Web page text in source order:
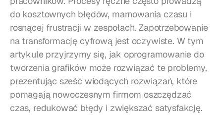
do kosztownych błędów, marnowania czasu i
rosnącej frustracji w zespołach. Zapotrzebowanie
na transformację cyfrową jest oczywiste. W tym
artykule przyjrzymy się, jak oprogramowanie do
tworzenia grafików może rozwiązać te problemy,
prezentując sześć wiodących rozwiązań, które
pomagają nowoczesnym firmom oszczędzać
czas, redukować błędy i zwiększać satysfakcję.